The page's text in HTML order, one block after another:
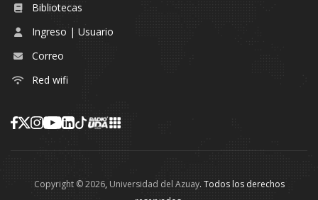
Bibliotecas
Ingreso | Usuario
Correo
Red wifi
Copyright ©2026, Universidad del Azuay. Todos los derechos